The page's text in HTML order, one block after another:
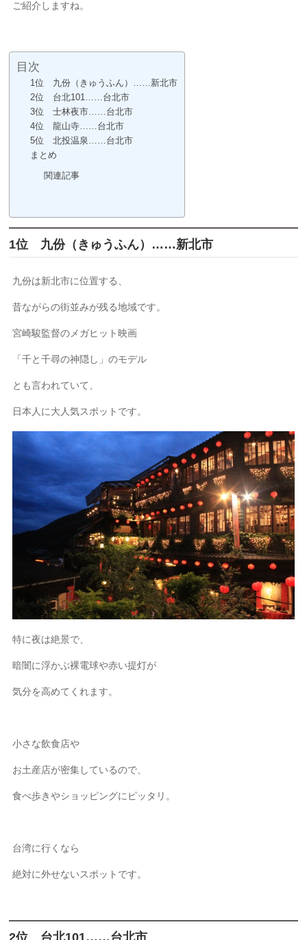
ご紹介しますね。
目次
1位 九份（きゅうふん）……新北市
2位 台北101……台北市
3位 士林夜市……台北市
4位 龍山寺……台北市
5位 北投温泉……台北市
まとめ
関連記事
1位 九份（きゅうふん）……新北市
九份は新北市に位置する、
昔ながらの街並みが残る地域です。
宮崎駿監督のメガヒット映画
「千と千尋の神隠し」のモデル
とも言われていて、
日本人に大人気スポットです。
特に夜は絶景で、
暗闇に浮かぶ裸電球や赤い提灯が
気分を高めてくれます。
小さな飲食店や
お土産店が密集しているので、
食べ歩きやショッピングにピッタリ。
台湾に行くなら
絶対に外せないスポットです。
2位 台北101……台北市